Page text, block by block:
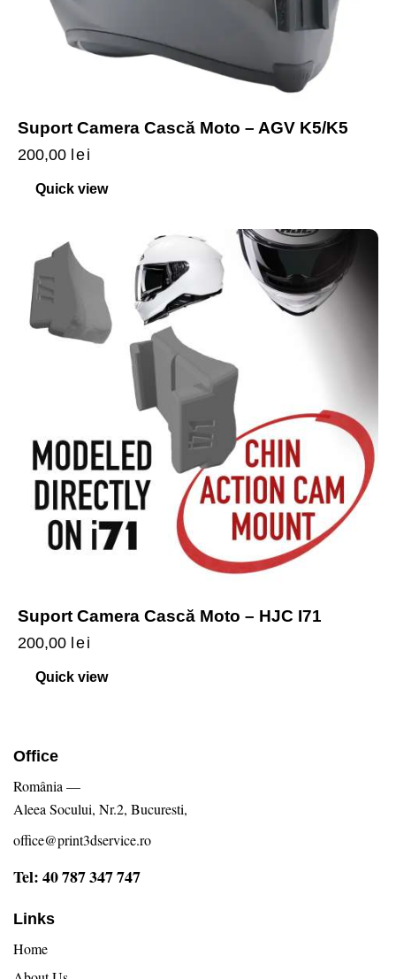
Suport Camera Cască Moto – AGV K5/K5
200,00 lei
Quick view
Suport Camera Cască Moto – HJC I71
200,00 lei
Quick view
Office
România —
Aleea Socului, Nr.2, Bucuresti,
office@print3dservice.ro
Tel: 40 787 347 747
Links
Home